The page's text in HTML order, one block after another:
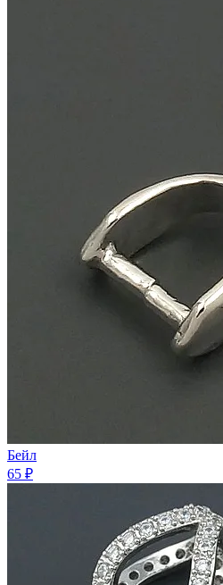
Бейл
65 ₽